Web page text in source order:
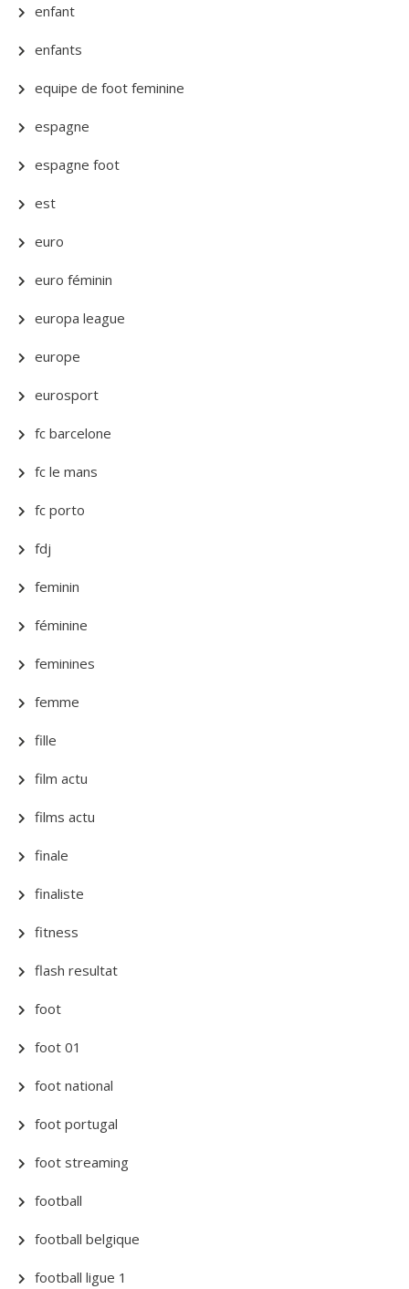
enfant
enfants
equipe de foot feminine
espagne
espagne foot
est
euro
euro féminin
europa league
europe
eurosport
fc barcelone
fc le mans
fc porto
fdj
feminin
féminine
feminines
femme
fille
film actu
films actu
finale
finaliste
fitness
flash resultat
foot
foot 01
foot national
foot portugal
foot streaming
football
football belgique
football ligue 1